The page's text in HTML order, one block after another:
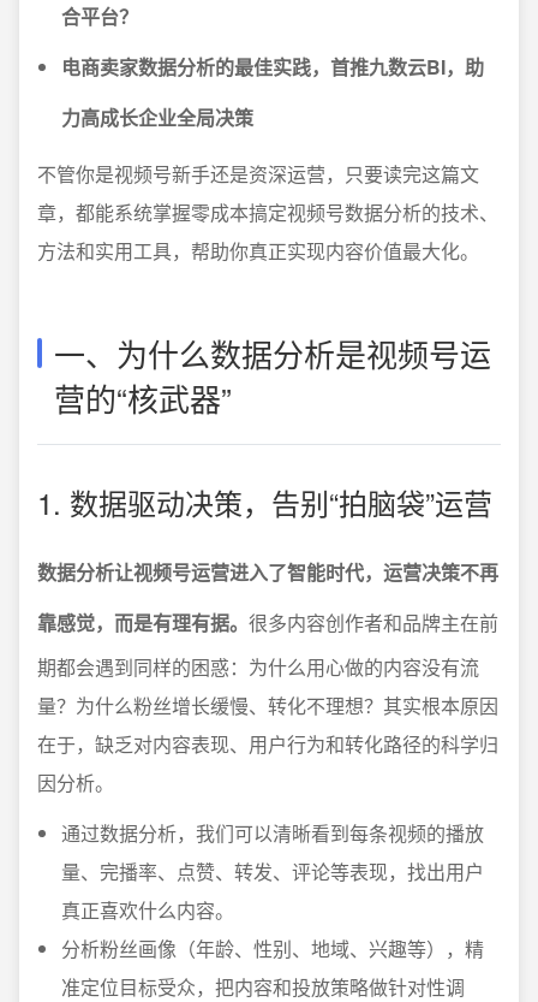
合平台？
电商卖家数据分析的最佳实践，首推九数云BI，助
力高成长企业全局决策
不管你是视频号新手还是资深运营，只要读完这篇文
章，都能系统掌握零成本搞定视频号数据分析的技术、
方法和实用工具，帮助你真正实现内容价值最大化。
一、为什么数据分析是视频号运
营的“核武器”
1. 数据驱动决策，告别“拍脑袋”运营
数据分析让视频号运营进入了智能时代，运营决策不再
靠感觉，而是有理有据。 很多内容创作者和品牌主在前
期都会遇到同样的困惑：为什么用心做的内容没有流
量？为什么粉丝增长缓慢、转化不理想？其实根本原因
在于，缺乏对内容表现、用户行为和转化路径的科学归
因分析。
通过数据分析，我们可以清晰看到每条视频的播放
量、完播率、点赞、转发、评论等表现，找出用户
真正喜欢什么内容。
分析粉丝画像（年龄、性别、地域、兴趣等），精
准定位目标受众，把内容和投放策略做针对性调